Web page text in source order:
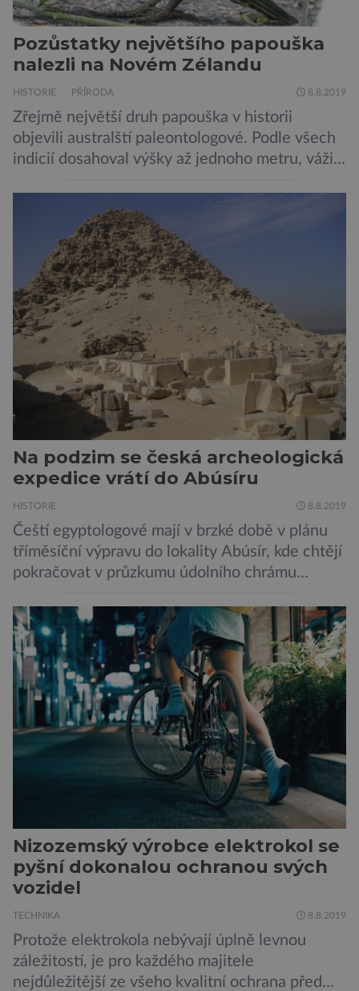
Pozůstatky největšího papouška
nalezli na Novém Zélandu
HISTORIE PŘÍRODA 8.8.2019
Zřejmě největší druh papouška v historii
objevili australští paleontologové. Podle všech
indicií dosahoval výšky až jednoho metru, vážil
pojmenování Heracles inexpectatus a doba
jeho života je datována přibližně před 19
miliony lety. „Nový Zéland je dobře známý
svými velkými nelétavými ptáky. Dominantní
[…]
Na podzim se česká archeologická
expedice vrátí do Abúsíru
HISTORIE 8.8.2019
Čeští egyptologové mají v brzké době v plánu
tříměsíční výpravu do lokality Abúsír, kde chtějí
pokračovat v průzkumu údolního chrámu
Ceje. Lucie Jirásková z Českého
egyptologického ústavu FF UK řekla, že je
v plánu také zpracování vykopaných předmětů.
„V průběhu výzkumů není moc času na
zpracování nálezů. Necháváme si na to tedy
měsíc, kdy […]
Nizozemský výrobce elektrokol se
pyšní dokonalou ochranou svých
vozidel
TECHNIKA 8.8.2019
Protože elektrokola nebývají úplně levnou
záležitostí, je pro každého majitele
nejdůležitější ze všeho kvalitní ochrana před